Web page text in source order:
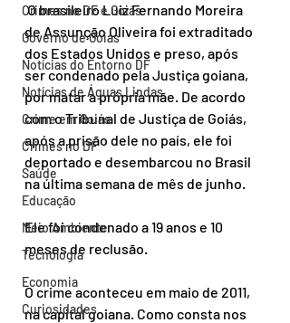
Crimes no DF e Goiás
Governo de Goiás
Notícias do Entorno DF
Notícias de Águas Lindas
Crime em Goiás
Crimes no DF
Saúde
Educação
Meio Ambiente
Tecnologia
Economia
Curiosidades
O brasileiro Luiz Fernando Moreira
de Assunção Oliveira foi extraditado
dos Estados Unidos e preso, após
ser condenado pela Justiça goiana,
por matar a própria mãe. De acordo
com o Tribunal de Justiça de Goiás,
após a prisão dele no país, ele foi
deportado e desembarcou no Brasil
na última semana de mês de junho.
Ele foi condenado a 19 anos e 10
meses de reclusão.
O crime aconteceu em maio de 2011,
na capital goiana. Como consta nos